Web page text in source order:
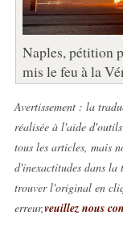
Naples, pétition
mis le feu à la
Avertissement : la
réalisée à l'aide
tous les articles, mais
d'inexactitudes dans la
trouver l'original en
erreur,veuillez nous